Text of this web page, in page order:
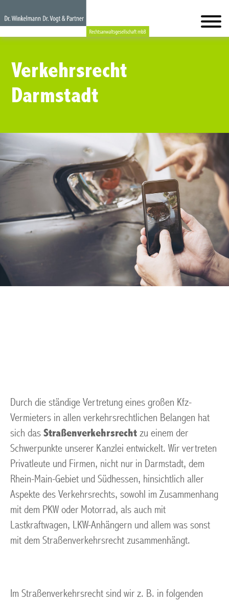
Verkehrsrecht
Darmstadt
Durch die ständige Vertretung eines großen Kfz-
Vermieters in allen verkehrsrechtlichen Belangen hat
sich das Straßenverkehrsrecht zu einem der
Schwerpunkte unserer Kanzlei entwickelt. Wir vertreten
Privatleute und Firmen, nicht nur in Darmstadt, dem
Rhein-Main-Gebiet und Südhessen, hinsichtlich aller
Aspekte des Verkehrsrechts, sowohl im Zusammenhang
mit dem PKW oder Motorrad, als auch mit
Lastkraftwagen, LKW-Anhängern und allem was sonst
mit dem Straßenverkehrsrecht zusammenhängt.
Im Straßenverkehrsrecht sind wir z. B. in folgenden